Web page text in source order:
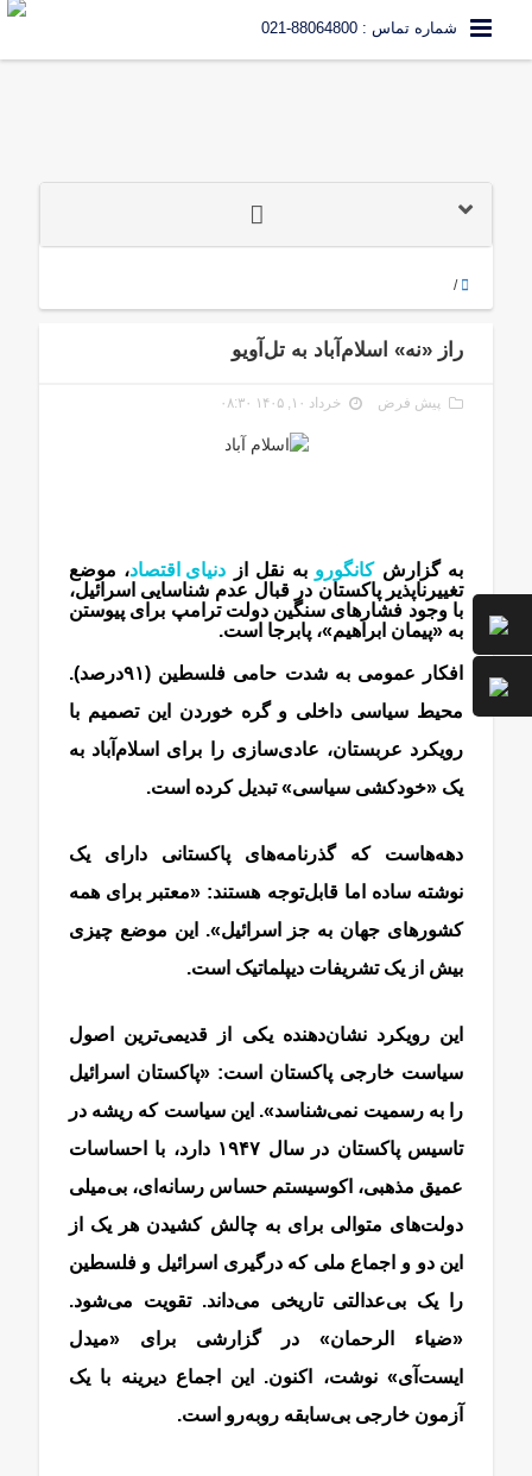
شماره تماس : 88064800-021
/
راز «نه» اسلام‌آباد به تل‌آویو
پیش فرض خرداد ۱۰, ۱۴۰۵ ۰۸:۳۰
به گزارشکانگورو به نقل از دنیای اقتصاد، موضع
تغییرناپذیر پاکستان در قبال عدم شناسایی اسرائیل،
با وجود فشارهای سنگین دولت ترامپ برای پیوستن
به «پیمان ابراهیم»، پابرجا است.
افکار عمومی به شدت حامی فلسطین (۹۱درصد).
محیط سیاسی داخلی و گره خوردن این تصمیم با
رویکرد عربستان، عادی‌سازی را برای اسلام‌آباد به
یک «خودکشی سیاسی» تبدیل کرده است.
دهه‌هاست که گذرنامه‌های پاکستانی دارای یک
نوشته ساده اما قابل‌توجه هستند: «معتبر برای همه
کشورهای جهان به جز اسرائیل». این موضع چیزی
بیش از یک تشریفات دیپلماتیک است.
این رویکرد نشان‌دهنده یکی از قدیمی‌ترین اصول
سیاست خارجی پاکستان است: «پاکستان اسرائیل
را به رسمیت نمی‌شناسد». این سیاست که ریشه در
تاسیس پاکستان در سال ۱۹۴۷ دارد، با احساسات
عمیق مذهبی، اکوسیستم حساس رسانه‌ای، بی‌میلی
دولت‌های متوالی برای به چالش کشیدن هر یک از
این دو و اجماع ملی که درگیری اسرائیل و فلسطین
را یک بی‌عدالتی تاریخی می‌داند. تقویت می‌شود.
«ضیاء الرحمان» در گزارشی برای «میدل
ایست‌آی» نوشت، اکنون. این اجماع دیرینه با یک
آزمون خارجی بی‌سابقه روبه‌رو است.